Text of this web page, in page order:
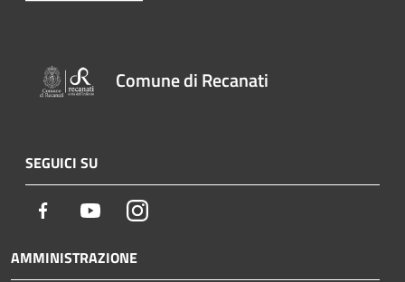
Comune di Recanati
SEGUICI SU
Facebook YoutubeInstagram
AMMINISTRAZIONE